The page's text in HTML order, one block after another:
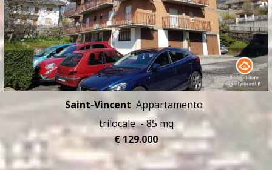
Saint-Vincent Appartamento
trilocale - 85 mq
€ 129.000